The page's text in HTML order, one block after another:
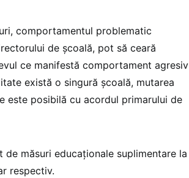
comportamentul problematic
de școală, pot să ceară
ce manifestă comportament agresiv
există o singură școală, mutarea
este posibilă cu acordul primarului de
măsuri educaționale suplimentare la
respectiv.